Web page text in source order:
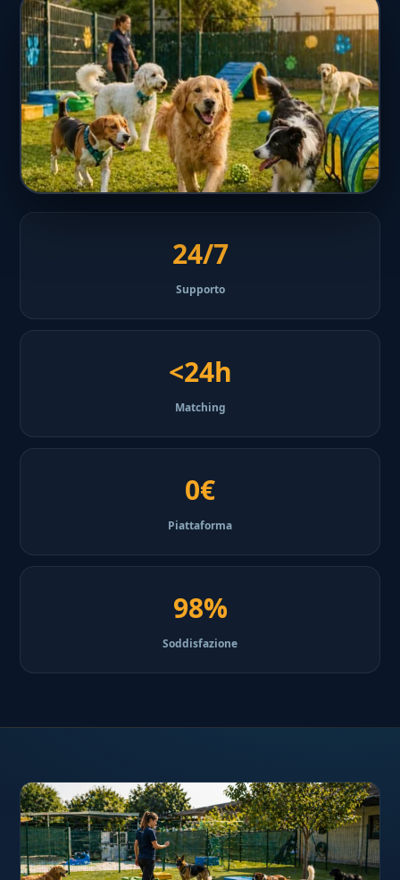
24/7
Supporto
<24h
Matching
0€
Piattaforma
98%
Soddisfazione